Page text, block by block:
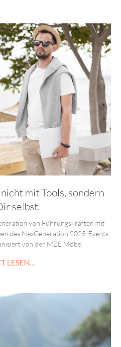
mit Tools, sondern
selbst.
von Führungskräften mit
des NexGeneration 2025-Events
von der MZE Möbel
LESEN…